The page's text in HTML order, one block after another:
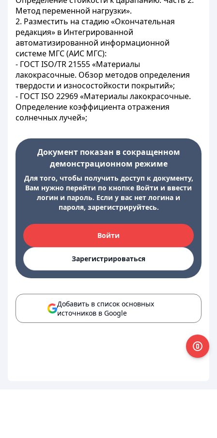
Метод переменной нагрузки».
2. Разместить на стадию «Окончательная
редакция» в Интегрированной
автоматизированной информационной
системе МГС (АИС МГС):
- ГОСТ ISO/TR 21555 «Материалы
лакокрасочные. Обзор методов определения
твердости и износостойкости покрытий»;
- ГОСТ ISO 22969 «Материалы лакокрасочные.
Определение коэффициента отражения
солнечных лучей»;
Документ показан в сокращенном
демонстрационном режиме
Для того, чтобы получить доступ к документу,
Вам нужно перейти по кнопке Войти и ввести
логин и пароль. Если у вас нет логина и
пароля, зарегистрируйтесь.
Войти
Зарегистрироваться
Добавить в список основных
источников в Google